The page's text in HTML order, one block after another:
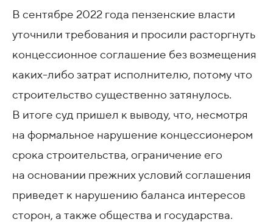
В сентябре 2022 года пензенские власти
уточнили требования и просили расторгнуть
концессионное соглашение без возмещения
каких-либо затрат исполнителю, потому что
строительство существенно затянулось.
В итоге суд пришел к выводу, что, несмотря
на формальное нарушение концессионером
срока строительства, ограничение его
на основании прежних условий соглашения
приведет к нарушению баланса интересов
сторон, а также общества и государства.